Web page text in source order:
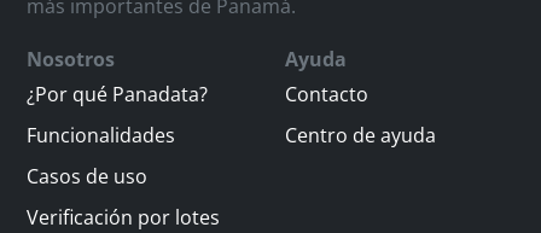
más importantes de Panamá.
Nosotros
¿Por qué Panadata?
Funcionalidades
Casos de uso
Verificación por lotes
Ayuda
Contacto
Centro de ayuda